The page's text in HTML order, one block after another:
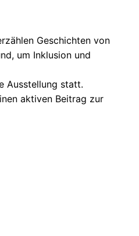
Geschichten von
um Inklusion und
Ausstellung statt.
aktiven Beitrag zur